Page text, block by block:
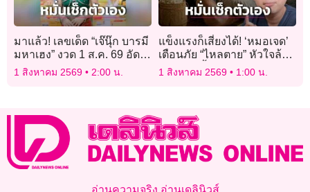
มาแล้ว! เลขเด็ด “เจ๊นุ๊ก บารมี
มหาเฮง” งวด 1 ส.ค. 69 อัด
เน้นๆ 2 ตัว-3 ตัว คอหวย
1 สิงหาคม 2569 2:00 น.
แข็งแรงก็เสี่ยงได้! ‘หมอเจด’
เตือนภัย “ไหลตาย” หัวใจล้ม
เหลวดึก มื้อใหญ่-แอลกอฮอล์
1 สิงหาคม 2569 1:00 น.
อ่านความจริง อ่านเดลินิวส์